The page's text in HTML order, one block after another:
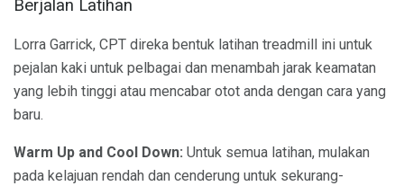
Berjalan Latihan
Lorra Garrick, CPT direka bentuk latihan treadmill ini untuk
pejalan kaki untuk pelbagai dan menambah jarak keamatan
yang lebih tinggi atau mencabar otot anda dengan cara yang
baru.
Warm Up and Cool Down: Untuk semua latihan, mulakan
pada kelajuan rendah dan cenderung untuk sekurang-